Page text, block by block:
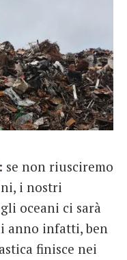
: se non riusciremo
i nostri
oceani ci sarà
anno infatti, ben
finisce nei